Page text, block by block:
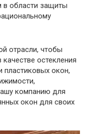
области защиты
отрасли, чтобы
остекления
окон,
компанию для
окон для своих